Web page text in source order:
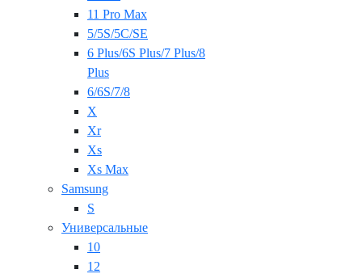
11 Pro Max
5/5S/5C/SE
6 Plus/6S Plus/7 Plus/8
Plus
6/6S/7/8
X
Xr
Xs
Xs Max
Samsung
S
Универсальные
10
12